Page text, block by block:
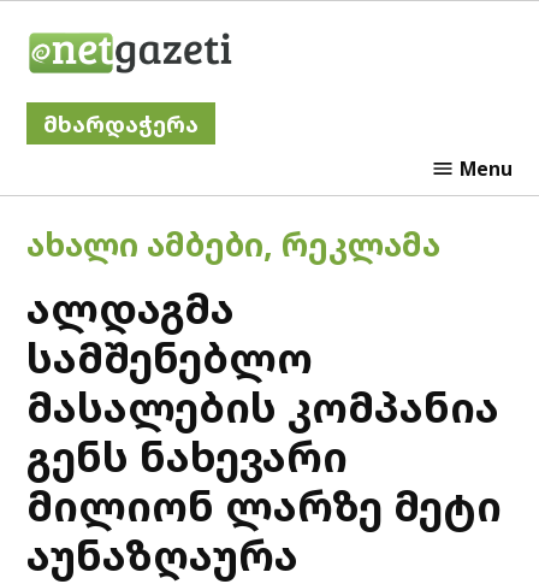
მხარდაჭერა
Menu
POSTED
ᲐᲮᲐᲚᲘ ᲐᲛᲑᲔᲑᲘ, ᲠᲔᲙᲚᲐᲛᲐ
ალდაგმა
სამშენებლო
მასალების კომპანია
გენს ნახევარი
მილიონ ლარზე მეტი
აუნაზღაურა